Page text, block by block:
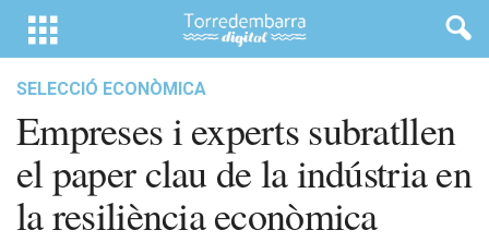
SELECCIÓ ECONÒMICA
Empreses i experts subratllen
el paper clau de la indústria en
la resiliència econòmica